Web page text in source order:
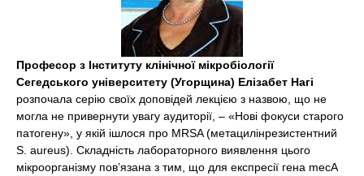
Професор з Інституту клінічної мікробіології
Сегедського університету (Угорщина) Елізабет Нагі
розпочала серію своїх доповідей лекцією з назвою, що не
могла не привернути увагу аудиторії, – «Нові фокуси старого
патогену», у якій ішлося про MRSA (метацилінрезистентний
S. aureus). Складність лабораторного виявлення цього
мікроорганізму пов’язана з тим, що для експресії гена mecA